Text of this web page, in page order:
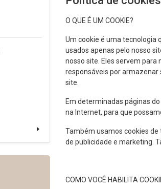
O QUE É UM COOKIE?
Um cookie é uma tecnologia
usados apenas pelo nosso
nosso site. Eles servem para
responsáveis por armazenar
site.
Em determinadas páginas
na Internet, para que
Também usamos cookies
de publicidade e marketing.
COMO VOCÊ HABILITA